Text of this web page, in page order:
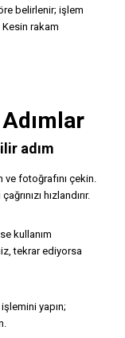
belirlenir; işlem
rakam
adım
fotoğrafını çekin.
çağrınızı hızlandırır.
kullanım
tekrar ediyorsa
yapın;